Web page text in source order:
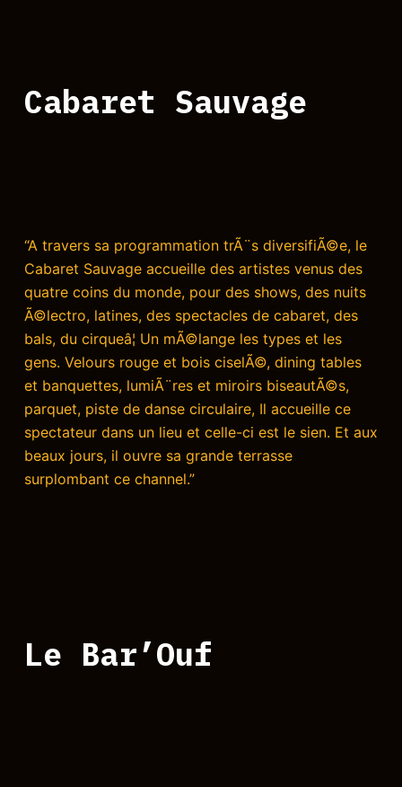
Cabaret Sauvage
“A travers sa programmation trÃ¨s diversifiÃ©e, le
Cabaret Sauvage accueille des artistes venus des
quatre coins du monde, pour des shows, des nuits
Ã©lectro, latines, des spectacles de cabaret, des
bals, du cirqueâ¦ Un mÃ©lange les types et les
gens. Velours rouge et bois ciselÃ©, dining tables
et banquettes, lumiÃ¨res et miroirs biseautÃ©s,
parquet, piste de danse circulaire, Il accueille ce
spectateur dans un lieu et celle-ci est le sien. Et aux
beaux jours, il ouvre sa grande terrasse
surplombant ce channel.”
Le Bar’Ouf